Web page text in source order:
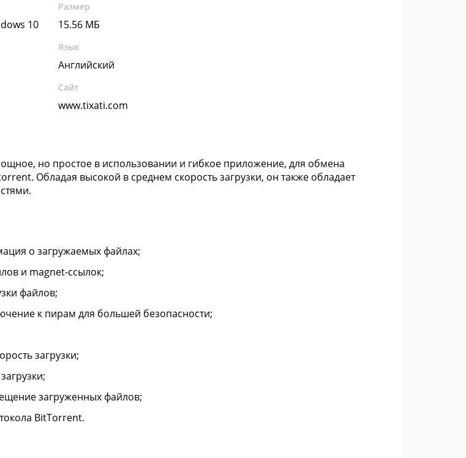
10
Размер
15.56 МБ
Язык
Английский
Сайт
www.tixati.com
но простое в использовании и гибкое приложение, для обмена
Обладая высокой в среднем скорость загрузки, он также обладает
о загружаемых файлах;
и magnet-ссылок;
файлов;
к пирам для большей безопасности;
загрузки;
загруженных файлов;
BitTorrent.